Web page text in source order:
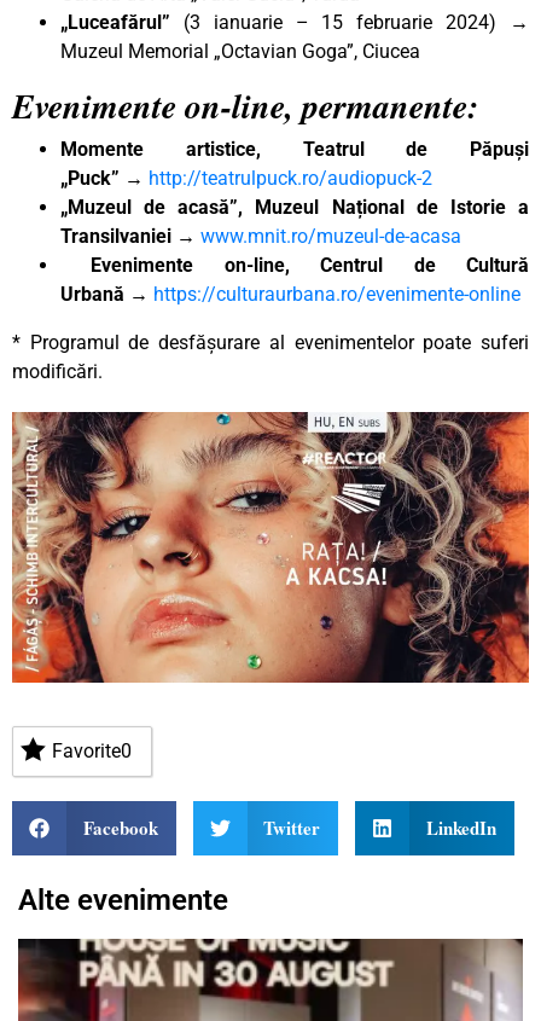
„Luceafărul” (3 ianuarie – 15 februarie 2024) →
Muzeul Memorial „Octavian Goga”, Ciucea
Evenimente on-line, permanente:
Momente artistice, Teatrul de Păpuși
„Puck” → http://teatrulpuck.ro/audiopuck-2
„Muzeul de acasă”, Muzeul Național de Istorie a
Transilvaniei → www.mnit.ro/muzeul-de-acasa
Evenimente on-line, Centrul de Cultură
Urbană → https://culturaurbana.ro/evenimente-online
* Programul de desfășurare al evenimentelor poate suferi
modificări.
Favorite0
Facebook Twitter LinkedIn
Alte evenimente